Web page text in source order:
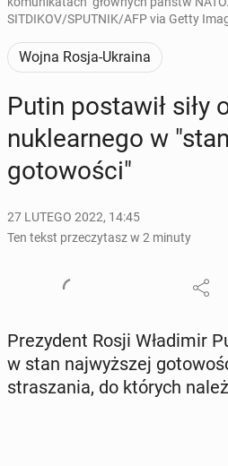
SITDIKOV/SPUTNIK/AFP via Getty
Wojna Rosja-Ukraina
Putin po­sta­wił siły
nu­kle­ar­ne­go w
go­to­wo­ści"
27 LUTEGO 2022, 14:45
Ten tekst przeczytasz w 2 minuty
Pre­zy­dent Rosji Wła­di­mir
w stan naj­wyż­szej
stra­sza­nia, do których